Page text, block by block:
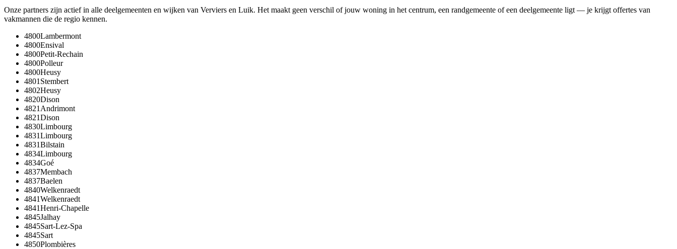
Onze partners zijn actief in alle deelgemeenten en wijken van Verviers en Luik. Het maakt geen verschil of jouw woning in het centrum, een randgemeente of een deelgemeente ligt — je krijgt offertes van
vakmannen die de regio kennen.
4800Lambermont
4800Ensival
4800Petit-Rechain
4800Polleur
4800Heusy
4801 Stembert
4802Heusy
4820Dison
4821 Andrimont
4821Dison
4830Limbourg
4831Limbourg
4831Bilstain
4834Limbourg
4834Goé
4837Membach
4837Baelen
4840Welkenraedt
4841Welkenraedt
4841Henri-Chapelle
4845Jalhay
4845Sart-Lez-Spa
4845Sart
4850Plombières